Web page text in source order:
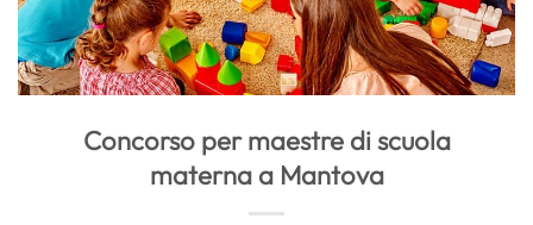
Concorso per maestre di scuola
materna a Mantova